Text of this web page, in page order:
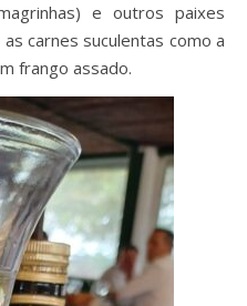
e outros paixes
carnes suculentas como a
frango assado.